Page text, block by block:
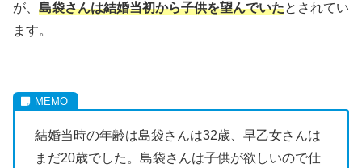
が、 島袋さんは結婚当初から子供を望んでいたとされてい
ます。
結婚当時の年齢は島袋さんは32歳、早乙女さんは
まだ20歳でした。島袋さんは子供が欲しいので仕